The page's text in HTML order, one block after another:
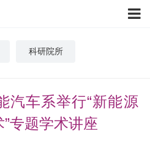
科研院所
汽车系举行“新能源
专题学术讲座